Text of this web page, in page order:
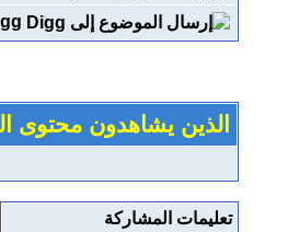
الذين يشاهدون محتوى
تعليمات المشاركة